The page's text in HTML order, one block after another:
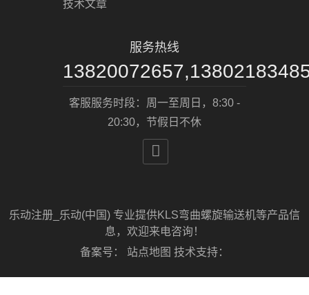
技术文章
服务热线
客服服务时段：周一至周日，8:30 -
20:30，节假日不休

乐动注册_乐动(中国) 专业提供KLS弯曲螺旋输送机等产品信
息，欢迎来电咨询！
备案号： 站点地图 技术支持：